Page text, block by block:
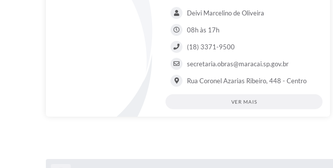
Deivi Marcelino de Oliveira
08h às 17h
(18) 3371-9500
secretaria.obras@maracai.sp.gov.br
Rua Coronel Azarias Ribeiro, 448 - Centro
VER MAIS